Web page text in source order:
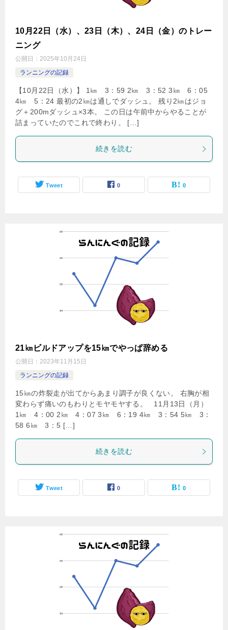
10月22日（水）、23日（木）、24日（金）のトレー
ニング
公開日： 2025年10月24日
ランニングの記録
【10月22日（水）】 1㎞ 3：59 2㎞ 3：52 3㎞ 6：05
4㎞ 5：24 最初の2㎞は通しでダッシュ。 残り2㎞はジョ
グ＋200mダッシュ×3本。 この日は午前中からやることが
詰まっていたのでこれで終わり。 […]
続きを読む
Tweet 0 0
21㎞ビルドアップを15㎞でやっぱ辞める
公開日： 2023年11月15日
ランニングの記録
15㎞の炸裂走が出てからあまり調子が良くない。 右胸が相
変わらず痛いのもわりとモヤモヤする。 11月13日（月）
1㎞ 4：00 2㎞ 4：07 3㎞ 6：19 4㎞ 3：54 5㎞ 3：
58 6㎞ 3：5 […]
続きを読む
Tweet 0 0